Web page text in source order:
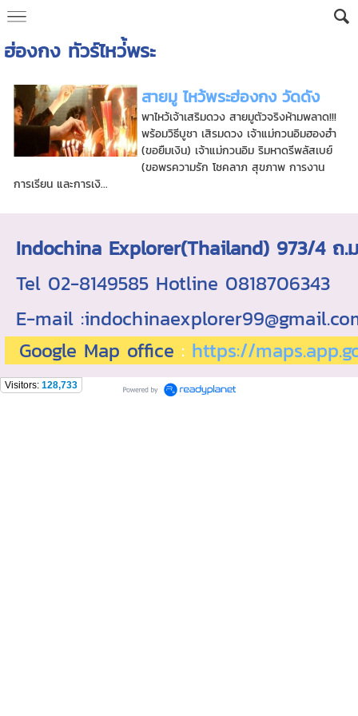
ฮ่องกง ทัวร์ไหว่้พระ
สายมู ไหว้พระฮ่องกง วัดดัง
พาไหว้เจ้าเสริมดวง สายมูตัวจริงห้ามพลาด!!!
พร้อมวิธีบูชา เสิรมดวง เจ้าแม่กวนอิมฮองฮำ
(ขอยืมเงิน) เจ้าแม่กวนอิม ริมหาดรีพลัสเบย์
(ขอพรความรัก โชคลาภ สุขภาพ การงาน
การเรียน และการเงิ...
Indochina Explorer(Thailand) 973/4
Tel 02-8149585 Hotline 0818706343
E-mail
Google Map office : https://
Visitors: 128,733